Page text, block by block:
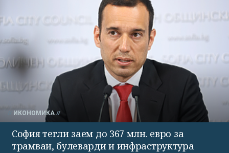
ИКОНОМИКА
София тегли заем до 367 млн. евро за
трамваи, булеварди и инфраструктура